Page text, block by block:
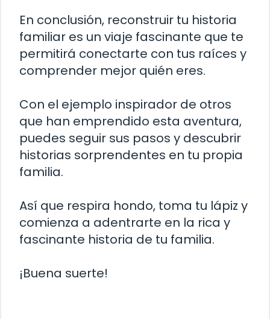
En conclusión, reconstruir tu historia
familiar es un viaje fascinante que te
permitirá conectarte con tus raíces y
comprender mejor quién eres.
Con el ejemplo inspirador de otros
que han emprendido esta aventura,
puedes seguir sus pasos y descubrir
historias sorprendentes en tu propia
familia.
Así que respira hondo, toma tu lápiz y
comienza a adentrarte en la rica y
fascinante historia de tu familia.
¡Buena suerte!